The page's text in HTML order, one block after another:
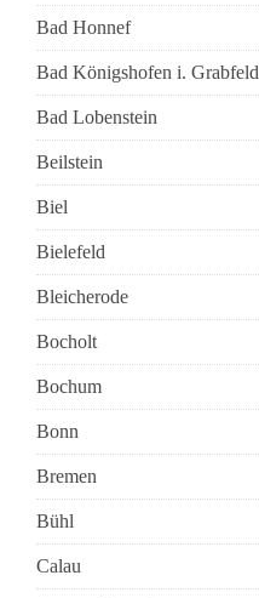
Bad Honnef
Bad Königshofen i. Grabfeld
Bad Lobenstein
Beilstein
Biel
Bielefeld
Bleicherode
Bocholt
Bochum
Bonn
Bremen
Bühl
Calau